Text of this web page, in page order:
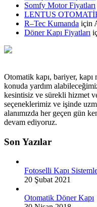
Somfy Motor Fiyatları
LENTUS
R–Tec Kumanda için
Döner Kapı Fiyatları
Otomatik kapı, bariyer,
konuda yardım
kesintisiz ve sürekli hizmet
seçeneklerimiz ve işinde
alanımızda her geçen gün
devam ediyoruz.
Son Yazılar
Fotoselli Kapı
20 Şubat 2021
Otomatik Döner Kapı